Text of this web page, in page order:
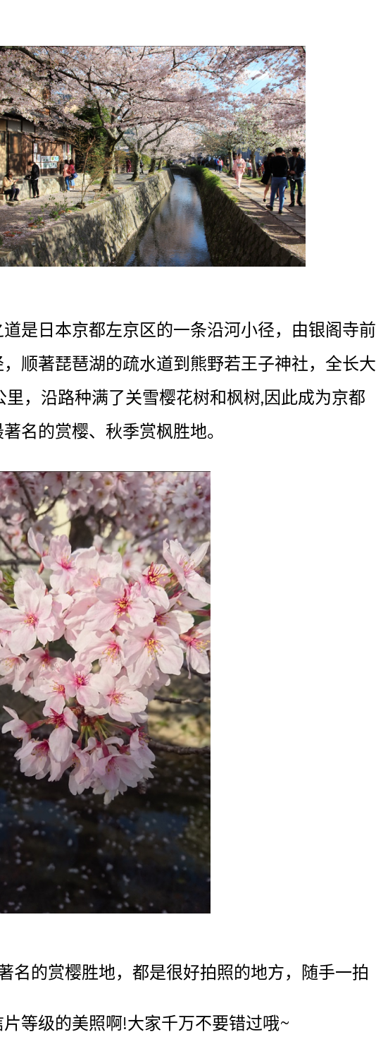
道是日本京都左京区的一条沿河小径，由银阁寺前
，顺著琵琶湖的疏水道到熊野若王子神社，全长大
里，沿路种满了关雪樱花树和枫树,因此成为京都
名的赏樱、秋季赏枫胜地。
名的赏樱胜地，都是很好拍照的地方，随手一拍
等级的美照啊!大家千万不要错过哦~